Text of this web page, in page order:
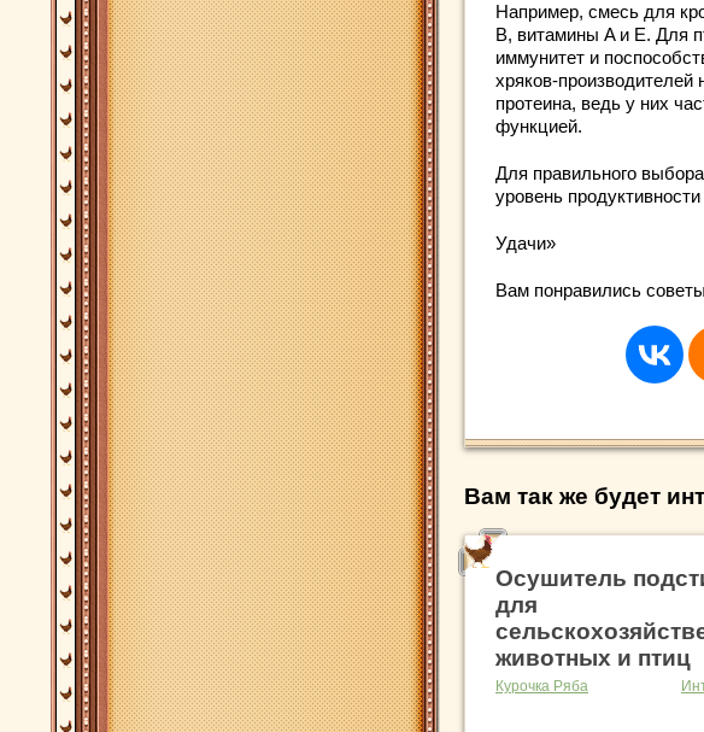
Например, смесь для
В, витамины A и E. Для
иммунитет и
хряков-
протеина, ведь у них
функцией.
Для правильного
уровень
Удачи»
Вам понравились
Вам так же будет
Осушитель
для
животных и птиц
Курочка Ряба